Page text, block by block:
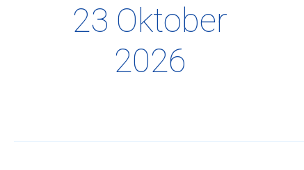
23 Oktober
2026